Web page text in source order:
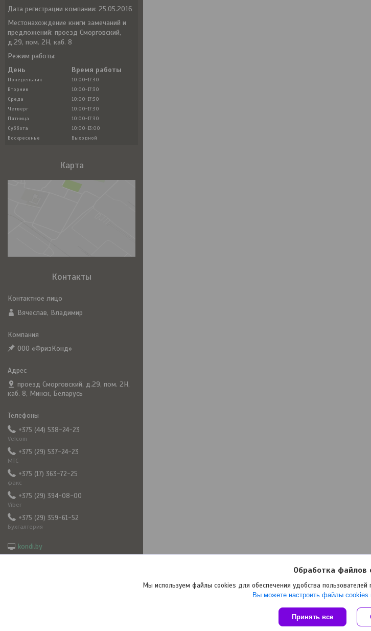
Дата регистрации компании: 25.05.2016
Местонахождение книги замечаний и
предложений: проезд Сморговский,
д.29, пом. 2Н, каб. 8
Режим работы:
День
Время работы
Понедельник
10:00-17:30
Вторник
10:00-17:30
Среда
10:00-17:30
Четверг
10:00-17:30
Пятница
10:00-17:30
Суббота
10:00-13:00
Воскресенье
Выходной
Карта
Контакты
Вячеслав, Владимир
ООО «ФризКонд»
проезд Сморговский, д.29, пом. 2Н,
каб. 8, Минск, Беларусь
+375 (44) 538-24-23
Velcom
+375 (29) 537-24-23
МТС
+375 (17) 363-72-25
факс
+375 (29) 394-08-00
Viber
+375 (29) 359-61-52
Бухгалтерия
kondi.by
Сайт создан на
Политика обработки
Обработка файлов
Мы используем файлы cookies для обеспечения удобства
Вы можете настроить файлы cookies
Принять все